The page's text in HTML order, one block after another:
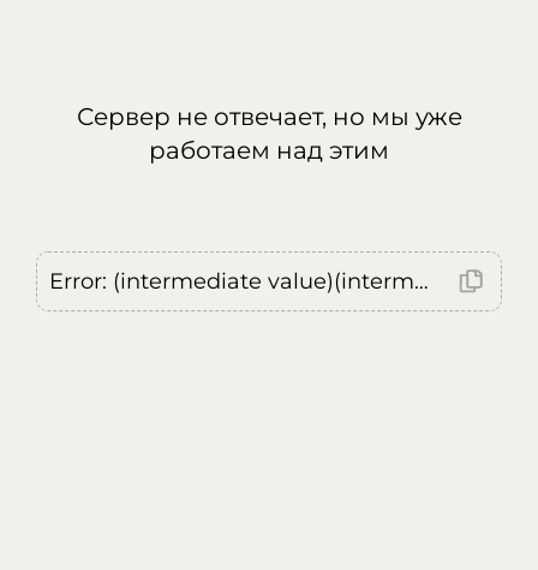
Сервер не отвечает, но мы уже
работаем над этим
Error: (intermediate value)(intermediate value)(intermediate value).replaceAll is not a function